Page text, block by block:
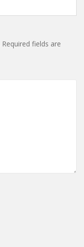
Required fields are